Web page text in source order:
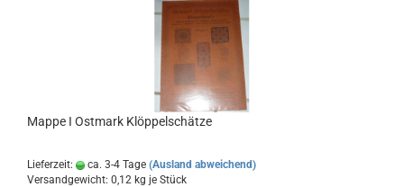
Mappe I Ostmark Klöppelschätze
Lieferzeit: ca. 3-4 Tage (Ausland abweichend)
Versandgewicht: 0,12 kg je Stück